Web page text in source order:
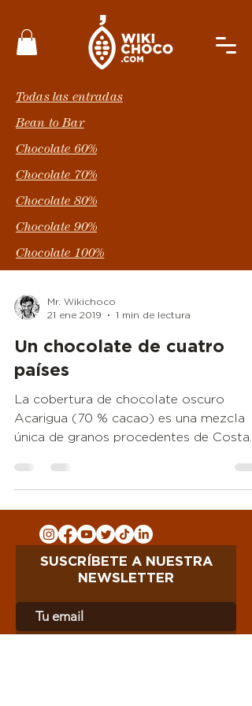
Todas las entradas
Bean to Bar
Chocolate 60%
Chocolate 70%
Chocolate 80%
Chocolate 90%
Chocolate 100%
Mr. Wikichoco
21 ene 2019
1 min de lectura
Un chocolate de cuatro
países
La cobertura de chocolate oscuro
Acarigua (70 % cacao) es una mezcla
única de granos procedentes de Costa
SUSCRÍBETE A NUESTRA
NEWSLETTER